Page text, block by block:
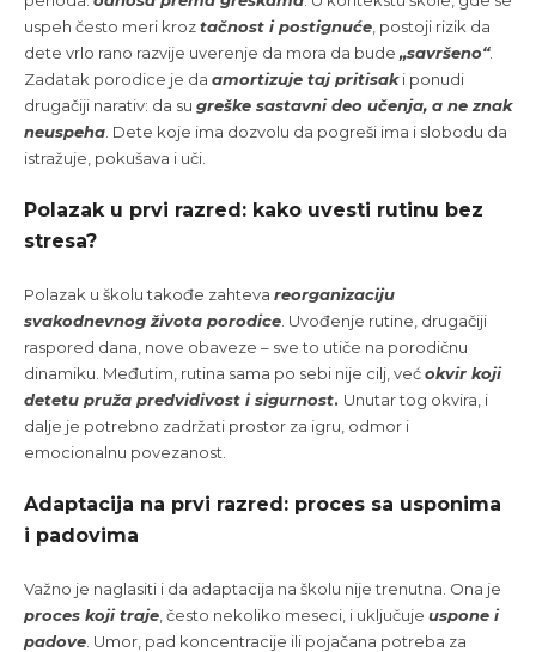
uspeh često meri kroztačnost i postignuće , postoji rizik da
dete vrlo rano razvije uverenje da mora da bude „savršeno“.
Zadatak porodice je da amortizuje taj pritisaki ponudi
drugačiji narativ: da su greške sastavni deo učenja, a ne znak
neuspeha . Dete koje ima dozvolu da pogreši ima i slobodu da
istražuje, pokušava i uči.
Polazak u prvi razred: kako uvesti rutinu bez
stresa?
Polazak u školu takođe zahteva reorganizaciju
svakodnevnog života porodice . Uvođenje rutine, drugačiji
raspored dana, nove obaveze – sve to utiče na porodičnu
dinamiku. Međutim, rutina sama po sebi nije cilj, većokvir koji
detetu pruža predvidivost i sigurnost. Unutar tog okvira, i
dalje je potrebno zadržati prostor za igru, odmor i
emocionalnu povezanost.
Adaptacija na prvi razred: proces sa usponima
i padovima
Važno je naglasiti i da adaptacija na školu nije trenutna. Ona je
proces koji traje , često nekoliko meseci, i uključuje uspone i
padove . Umor, pad koncentracije ili pojačana potreba za